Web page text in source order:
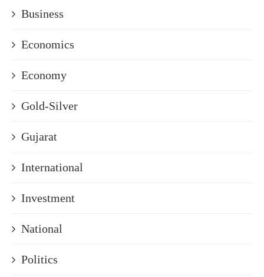
Business
Economics
Economy
Gold-Silver
Gujarat
International
Investment
National
Politics